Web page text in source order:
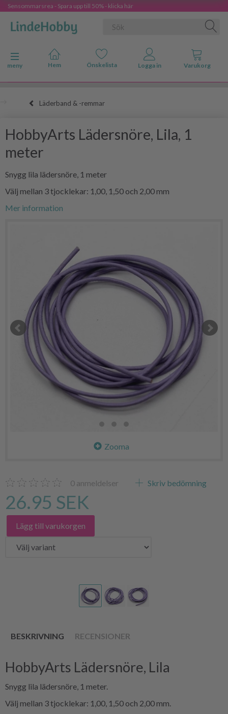
Sensommarsrea - Spara upp till 50% - klicka här
Ändra navigering
meny
Läderband & -remmar
HobbyArts Lädersnöre, Lila, 1
meter
Snygg lila lädersnöre, 1 meter
Välj mellan 3 tjocklekar: 1,00, 1,50 och 2,00 mm
Mer information
Zooma
0 anmeldelser Skriv bedömning
26.95 SEK
Lägg till varukorgen
BESKRIVNING RECENSIONER
HobbyArts Lädersnöre, Lila
Snygg lila lädersnöre, 1 meter.
Välj mellan 3 tjocklekar: 1,00, 1,50 och 2,00 mm.